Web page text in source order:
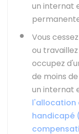
un internat
Vous
ou
occupez
de moins
un internat
l'allocation
handicapé